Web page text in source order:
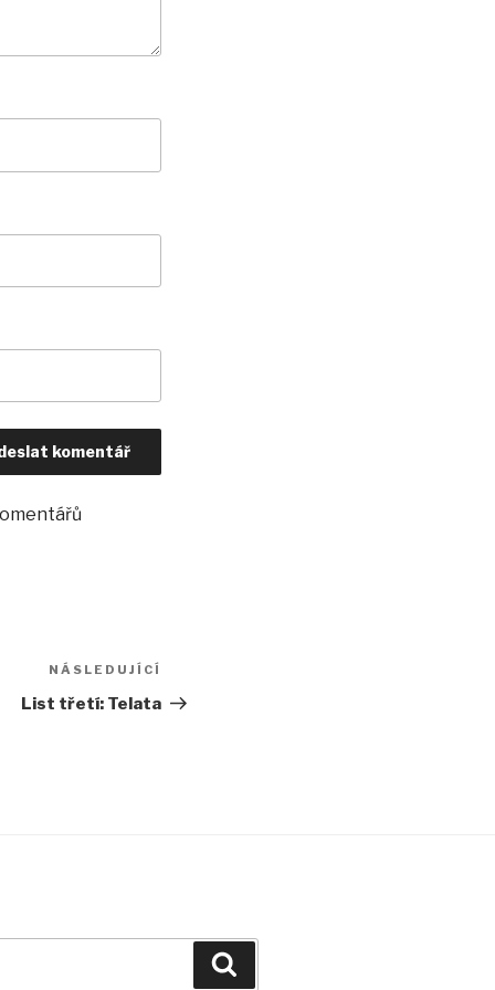
příspěvek
NÁSLEDUJÍCÍ
List třetí: Telata